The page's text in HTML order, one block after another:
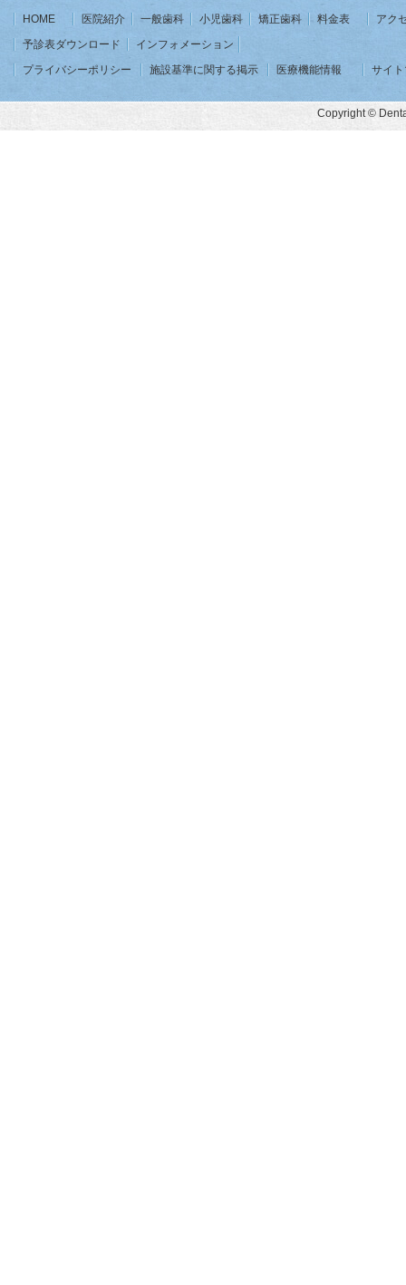
HOME 医院紹介 一般歯科 小児歯科 矯正歯科 料金表
アク
予診表ダウンロード
インフォメーション
プライバシーポリシー
施設基準に関する掲示 医療機能情報 サイ
Copyright ©